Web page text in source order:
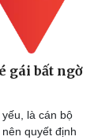
gái bất ngờ
là cán bộ
quyết định